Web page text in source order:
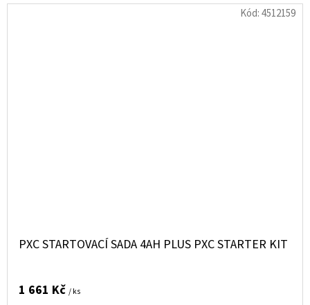
PXC STARTOVACÍ SADA 4AH PLUS PXC STARTER KIT
1 661 Kč / ks
Kód:4512159